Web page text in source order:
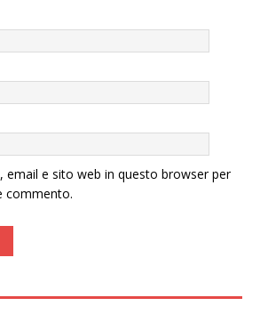
email e sito web in questo browser per
commento.